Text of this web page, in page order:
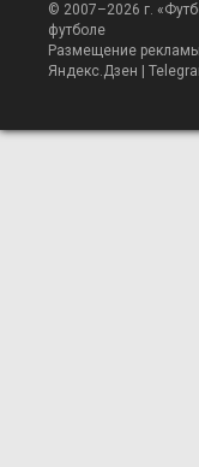
© 2007–2026 г. «
футболе
Размещение
Яндекс.Дзен